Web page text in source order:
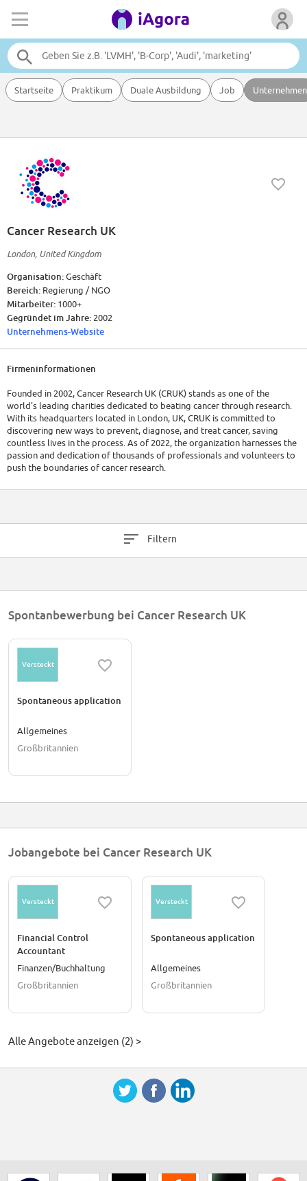
Startseite Praktikum Duale Ausbildung Job Unternehmen
Cancer Research UK
London, United Kingdom
Organisation:Geschäft
Bereich: Regierung / NGO
Mitarbeiter: 1000+
Gegründet im Jahre: 2002
Unternehmens-Website
Firmeninformationen
Founded in 2002, Cancer Research UK (CRUK) stands as one of the
world's leading charities dedicated to beating cancer through research.
With its headquarters located in London, UK, CRUK is committed to
discovering new ways to prevent, diagnose, and treat cancer, saving
countless lives in the process. As of 2022, the organization harnesses the
passion and dedication of thousands of professionals and volunteers to
push the boundaries of cancer research.
In terms of finance, Cancer Research UK relies heavily on donations,
accurate and up-to-date figures.
Filtern
Spontanbewerbung bei Cancer Research UK
Versteckt
Spontaneous application
Allgemeines
Großbritannien
Jobangebote bei Cancer Research UK
Versteckt
Financial Control
Accountant
Finanzen/Buchhaltung
Großbritannien
Versteckt
Spontaneous application
Allgemeines
Großbritannien
Alle Angebote anzeigen (2) >